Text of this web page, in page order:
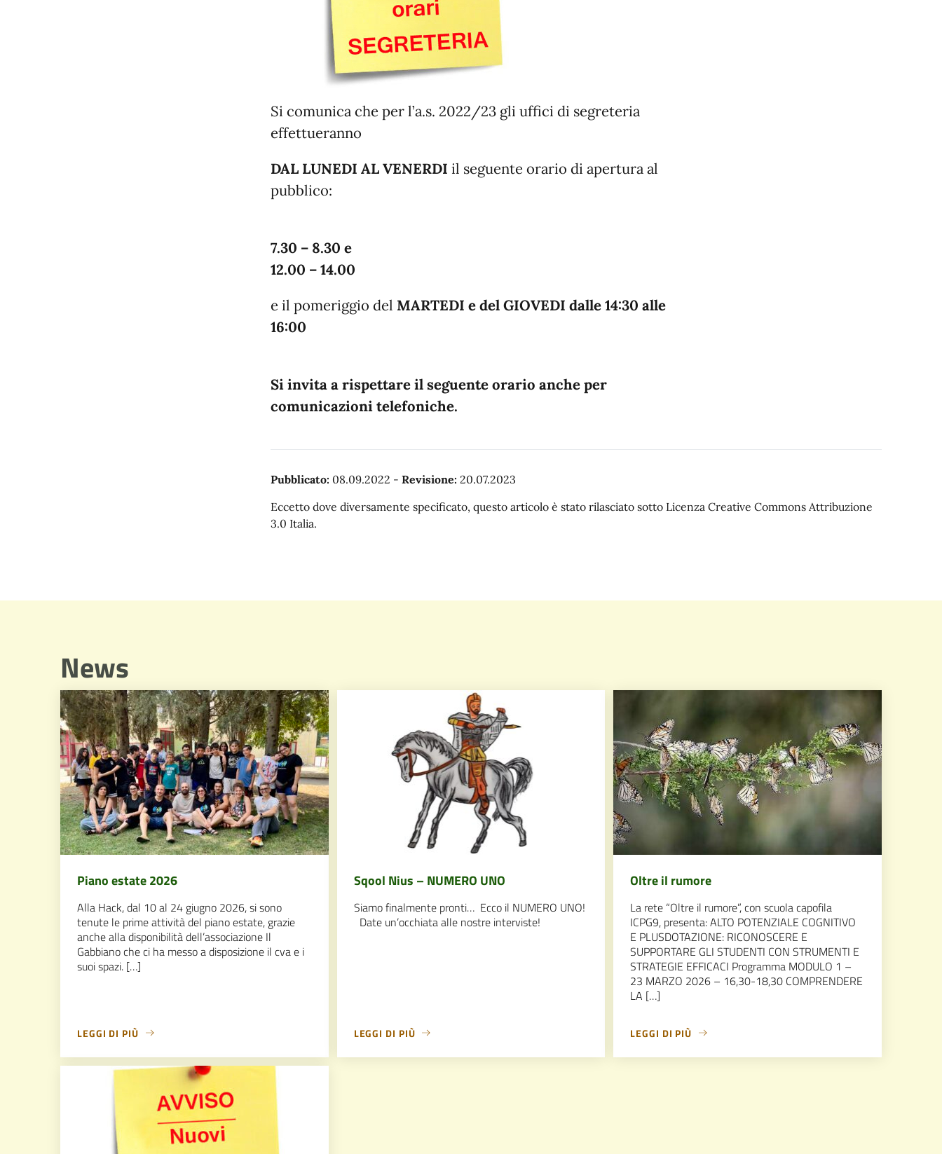
Si comunica che per l’a.s. 2022/23 gli uffici di segreteria
effettueranno
DAL LUNEDI AL VENERDI il seguente orario di apertura al
pubblico:
7.30 – 8.30 e
12.00 – 14.00
e il pomeriggio del MARTEDI e del GIOVEDI dalle 14:30 alle
16:00
Si invita a rispettare il seguente orario anche per
comunicazioni telefoniche.
Pubblicato: 08.09.2022 - Revisione: 20.07.2023
Eccetto dove diversamente specificato, questo articolo è stato rilasciato sotto Licenza Creative Commons Attribuzione
3.0 Italia.
News
Piano estate 2026
Alla Hack, dal 10 al 24 giugno 2026, si sono
tenute le prime attività del piano estate, grazie
anche alla disponibilità dell’associazione Il
Gabbiano che ci ha messo a disposizione il cva e i
suoi spazi. […]
LEGGI DI PIÙ
Sqool Nius – NUMERO UNO
Siamo finalmente pronti… Ecco il NUMERO UNO!
Date un’occhiata alle nostre interviste!
LEGGI DI PIÙ
Oltre il rumore
La rete “Oltre il rumore”, con scuola capofila
ICPG9, presenta: ALTO POTENZIALE COGNITIVO
E PLUSDOTAZIONE: RICONOSCERE E
SUPPORTARE GLI STUDENTI CON STRUMENTI E
STRATEGIE EFFICACI Programma MODULO 1 –
23 MARZO 2026 – 16,30-18,30 COMPRENDERE
LA […]
LEGGI DI PIÙ